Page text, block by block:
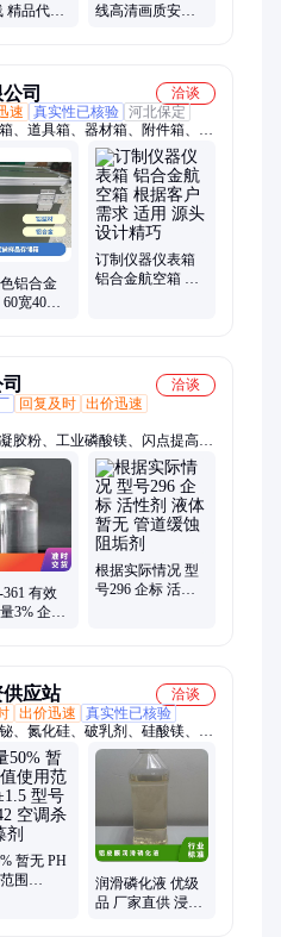
精品代工
线高清画质安全
司
洽谈
速 真实性已核验 河北保定
、道具箱、器材箱、附件箱、收
表箱、实验仪器包装箱、消防器
、勘测仪器包装箱、仪器仪表
服装道具箱、运输储备箱、通讯
空箱、产品展示箱、物资器材箱
铝合金
宽40高
订制仪器仪表箱
铝合金航空箱 根
洽谈
回复及时 出价迅速
胶粉、工业磷酸镁、闪点提高
处理原材料
361 有效
3% 企标
根据实际情况 型
号296 企标 活性
应站
洽谈
出价迅速
真实性已核验
、氮化硅、破乳剂、硅酸镁、磷
酸乙酯、氢氧化镁、焦磷酸钠、
醇、氯化氢甲醇、聚丙烯酸钾、
硫酸铵、聚丙烯酰胺、多聚磷酸
钠、高分子絮凝剂
暂无 PH
围
润滑磷化液 优级
品 厂家直供 浸泡